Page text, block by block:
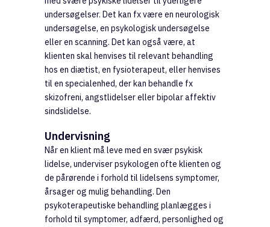
undersøgelser. Det kan fx være en neurologisk
undersøgelse, en psykologisk undersøgelse
eller en scanning. Det kan også være, at
klienten skal henvises til relevant behandling
hos en diætist, en fysioterapeut, eller henvises
til en specialenhed, der kan behandle fx
skizofreni, angstlidelser eller bipolar affektiv
sindslidelse.
Undervisning
Når en klient må leve med en svær psykisk
lidelse, underviser psykologen ofte klienten og
de pårørende i forhold til lidelsens symptomer,
årsager og mulig behandling. Den
psykoterapeutiske behandling planlægges i
forhold til symptomer, adfærd, personlighed og